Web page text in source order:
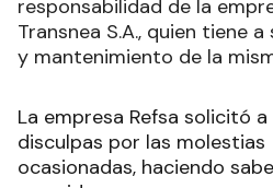
Según indicaron, las fallas
Transnea S.A., quien tiene
y mantenimiento de la